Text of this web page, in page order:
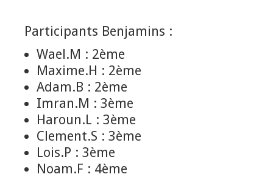
Participants Benjamins :
Wael.M : 2ème
Maxime.H : 2ème
Adam.B : 2ème
Imran.M : 3ème
Haroun.L : 3ème
Clement.S : 3ème
Lois.P : 3ème
Noam.F : 4ème